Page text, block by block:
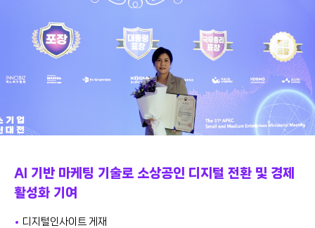
AI 기반 마케팅 기술로 소상공인 디지털 전환 및 경제
활성화 기여
디지털인사이트 게재